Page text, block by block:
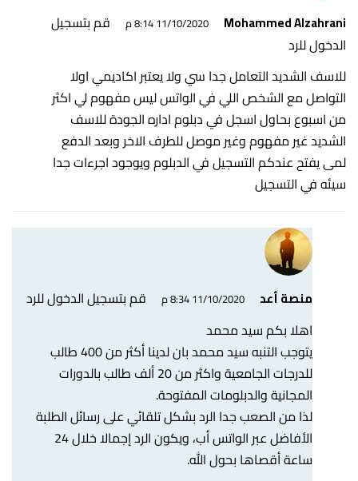
Mohammed Alzahrani 11/10/2020 8:14 م
قم بتسجيل
الدخول للرد
للاسف الشديد التعامل جدا سي ولا يعتبر اكاديمي اولا
التواصل مع الشخص اللي في الواتس ليس مفهوم لي اكثر
من اسبوع بحاول اسجل في دبلوم اداره الجودة للاسف
الشديد غير مفهوم وغير موصل للطرف الاخر وبعد الدفع
لمى يفتح عندكم التسجيل في الدبلوم ويوجود اجرءات جدا
سيئه في التسجيل
منصة أعد 11/10/2020 8:34 م
قم بتسجيل الدخول للرد
اهلا بكم سيد محمد
يتوجب التنبه سيد محمد بان لدينا أكثر من 400 طالب
للدرجات الجامعية واكثر من 20 ألف طالب بالدورات
المجانية والدبلومات المفتوحة.
لذا من الصعب جدا الرد بشكل تلقائي على رسائل الطلبة
الأفاضل عبر الواتس أب، ويكون الرد إجمالا خلال 24
ساعة أقصاها بحول الله.